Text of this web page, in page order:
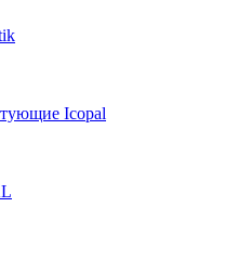
Icopal